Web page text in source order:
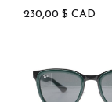
230,00 $ CAD